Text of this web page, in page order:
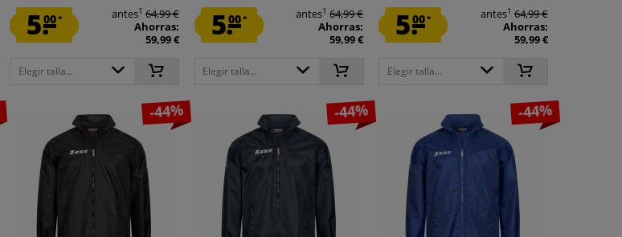
5.00* antes1 64,99 €
Ahorras:
59,99 €
Elegir talla...
5.00* antes1 64,99 €
Ahorras:
59,99 €
Elegir talla...
5.00* antes1 64,99 €
Ahorras:
59,99 €
Elegir talla...
-44% -44% -44%